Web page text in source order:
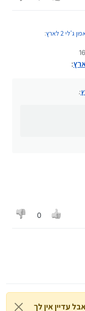
2 לארץ :
:
:
0
עדיין אין לך